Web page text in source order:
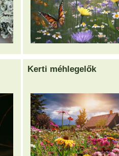
Kerti méhlegelők